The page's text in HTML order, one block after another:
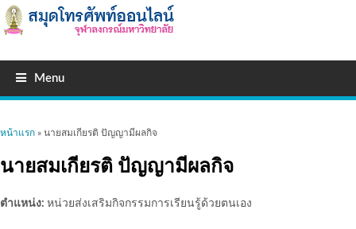
Menu
คุณอยู่ที่นี่
หน้าแรก » นายสมเกียรติ ปัญญามีผลกิจ
นายสมเกียรติ ปัญญามีผลกิจ
ตำแหน่ง: หน่วยส่งเสริมกิจกรรมการเรียนรู้ด้วยตนเอง